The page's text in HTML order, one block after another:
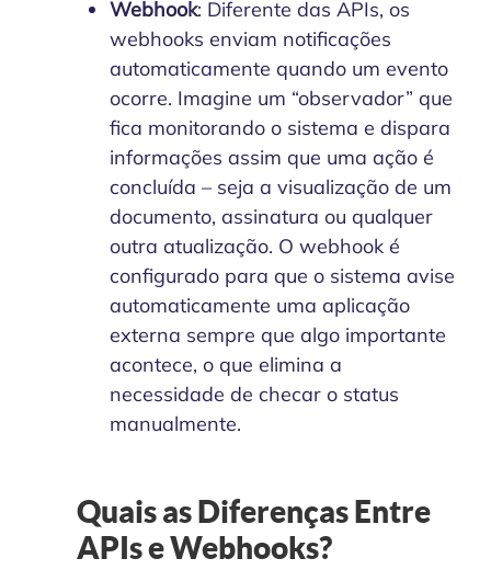
Webhook: Diferente das APIs, os
webhooks enviam notificações
automaticamente quando um evento
ocorre. Imagine um “observador” que
fica monitorando o sistema e dispara
informações assim que uma ação é
concluída – seja a visualização de um
documento, assinatura ou qualquer
outra atualização. O webhook é
configurado para que o sistema avise
automaticamente uma aplicação
externa sempre que algo importante
acontece, o que elimina a
necessidade de checar o status
manualmente.
Quais as Diferenças Entre
APIs e Webhooks?